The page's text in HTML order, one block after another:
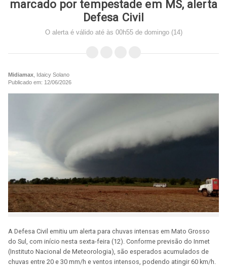
marcado por tempestade em MS, alerta
Defesa Civil
O alerta é válido até às 00h55 de domingo (14)
Midiamax , Idaicy Solano
Publicado em: 12/06/2026
A Defesa Civil emitiu um alerta para chuvas intensas em Mato Grosso
do Sul, com início nesta sexta-feira (12). Conforme previsão do Inmet
(Instituto Nacional de Meteorologia), são esperados acumulados de
chuvas entre 20 e 30 mm/h e ventos intensos, podendo atingir 60 km/h.